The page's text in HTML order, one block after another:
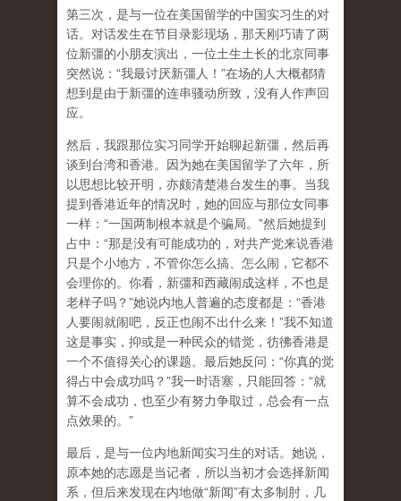
第三次，是与一位在美国留学的中国实习生的对
话。对话发生在节目录影现场，那天刚巧请了两
位新彊的小朋友演出，一位土生土长的北京同事
突然说：“我最讨厌新彊人！”在场的人大概都猜
想到是由于新彊的连串骚动所致，没有人作声回
应。
然后，我跟那位实习同学开始聊起新彊，然后再
谈到台湾和香港。因为她在美国留学了六年，所
以思想比较开明，亦颇清楚港台发生的事。当我
提到香港近年的情况时，她的回应与那位女同事
一样：“一国两制根本就是个骗局。”然后她提到
占中：“那是没有可能成功的，对共产党来说香港
只是个小地方，不管你怎么搞、怎么闹，它都不
会理你的。你看，新彊和西藏闹成这样，不也是
老样子吗？”她说内地人普遍的态度都是：“香港
人要闹就闹吧，反正也闹不出什么来！”我不知道
这是事实，抑或是一种民众的错觉，彷彿香港是
一个不值得关心的课题。最后她反问：“你真的觉
得占中会成功吗？”我一时语塞，只能回答：“就
算不会成功，也至少有努力争取过，总会有一点
点效果的。”
最后，是与一位内地新闻实习生的对话。她说，
原本她的志愿是当记者，所以当初才会选择新闻
系，但后来发现在内地做“新闻”有太多制肘，几